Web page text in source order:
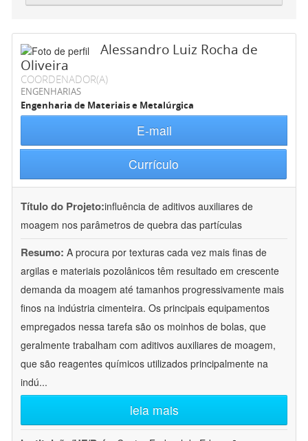
Alessandro Luiz Rocha de
Oliveira
COORDENADOR(A)
ENGENHARIAS
Engenharia de Materiais e Metalúrgica
E-mail
Currículo
Título do Projeto:influência de aditivos auxiliares de
moagem nos parâmetros de quebra das partículas
Resumo: A procura por texturas cada vez mais finas de
argilas e materiais pozolânicos têm resultado em crescente
demanda da moagem até tamanhos progressivamente mais
finos na indústria cimenteira. Os principais equipamentos
empregados nessa tarefa são os moinhos de bolas, que
geralmente trabalham com aditivos auxiliares de moagem,
que são reagentes químicos utilizados principalmente na
indú...
leia mais